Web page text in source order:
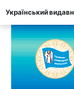
Український